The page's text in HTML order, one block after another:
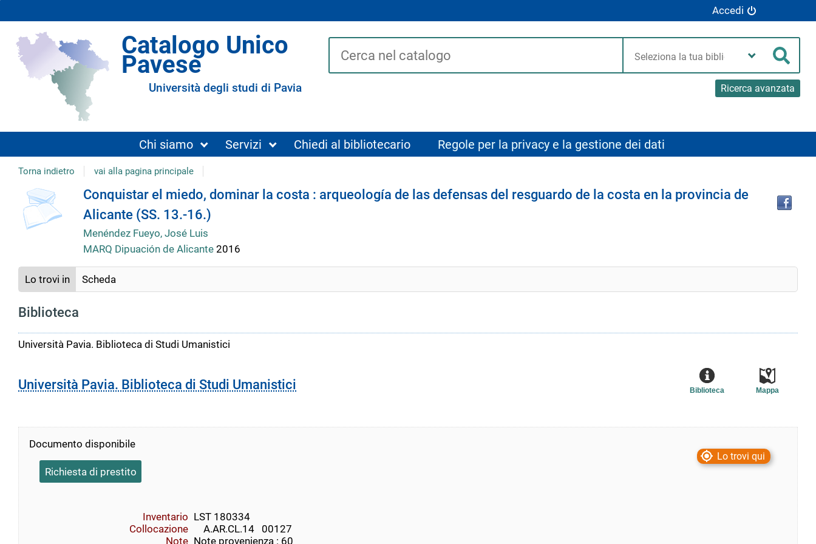
Accedi
Catalogo Unico
Pavese
Università degli studi di Pavia
Cerca su "Catalogo"
Cerca
Ricerca avanzata
Chi siamo Servizi Chiedi al bibliotecario Regole per la privacy e la gestione dei dati
Torna indietro vai alla pagina principale
Dettaglio
del
documento
Conquistar el miedo, dominar la costa : arqueología de las defensas del resguardo de la costa en la provincia de
Alicante (SS. 13.-16.)
Menéndez Fueyo, José Luis
MARQ Dipuación de Alicante 2016
Lo trovi in Scheda
Biblioteca
Università Pavia. Biblioteca di Studi Umanistici
Università Pavia. Biblioteca di Studi Umanistici Mappa
Biblioteca
Documento disponibile
Richiesta di prestito
Inventario LST 180334
Collocazione
    A.AR.CL.14   00127
Note Note provenienza : 60
Lo trovi qui